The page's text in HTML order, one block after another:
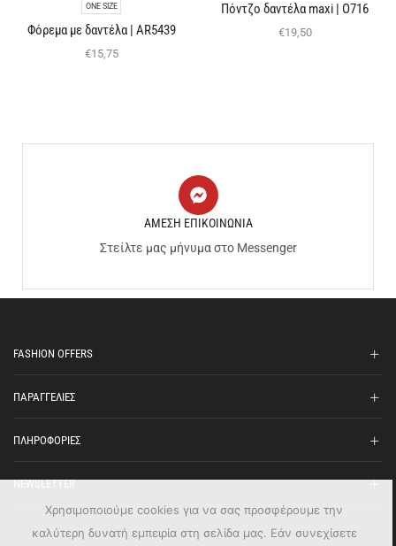
ONE SIZE
Φόρεμα με δαντέλα | AR5439
€15,75
Πόντζο δαντέλα maxi | O716
€19,50
ΑΜΕΣΗ ΕΠΙΚΟΙΝΩΝΙΑ
Στείλτε μας μήνυμα στο Messenger
FASHION OFFERS
ΠΑΡΑΓΓΕΛΙΕΣ
ΠΛΗΡΟΦΟΡΙΕΣ
NEWSLETTER
Χρησιμοποιούμε cookies για να σας προσφέρουμε την
καλύτερη δυνατή εμπειρία στη σελίδα μας. Εάν συνεχίσετε